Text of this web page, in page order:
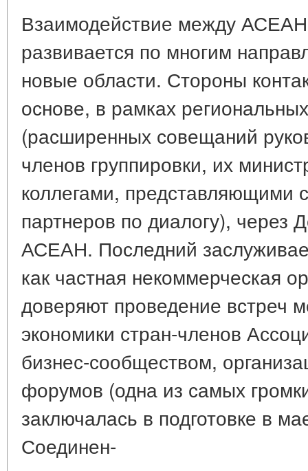
Взаимодействие между
развивается по многим
новые области. Стороны
основе, в рамках
(расширенных совещаний
членов группировки, их
коллегами, представляющими
партнеров по диалогу),
АСЕАН. Последний
как частная некоммерческая
доверяют проведение встреч
экономики стран-членов
бизнес-сообществом,
форумов (одна из самых
заключалась в подготовке в
Соединен-